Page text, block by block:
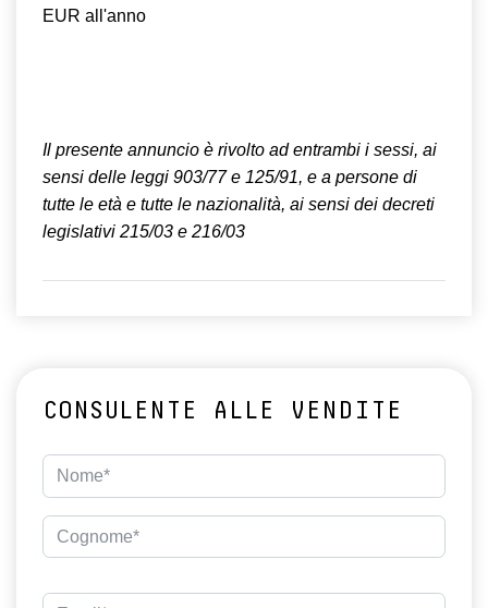
EUR all'anno
Il presente annuncio è rivolto ad entrambi i sessi, ai
sensi delle leggi 903/77 e 125/91, e a persone di
tutte le età e tutte le nazionalità, ai sensi dei decreti
legislativi 215/03 e 216/03
CONSULENTE ALLE VENDITE